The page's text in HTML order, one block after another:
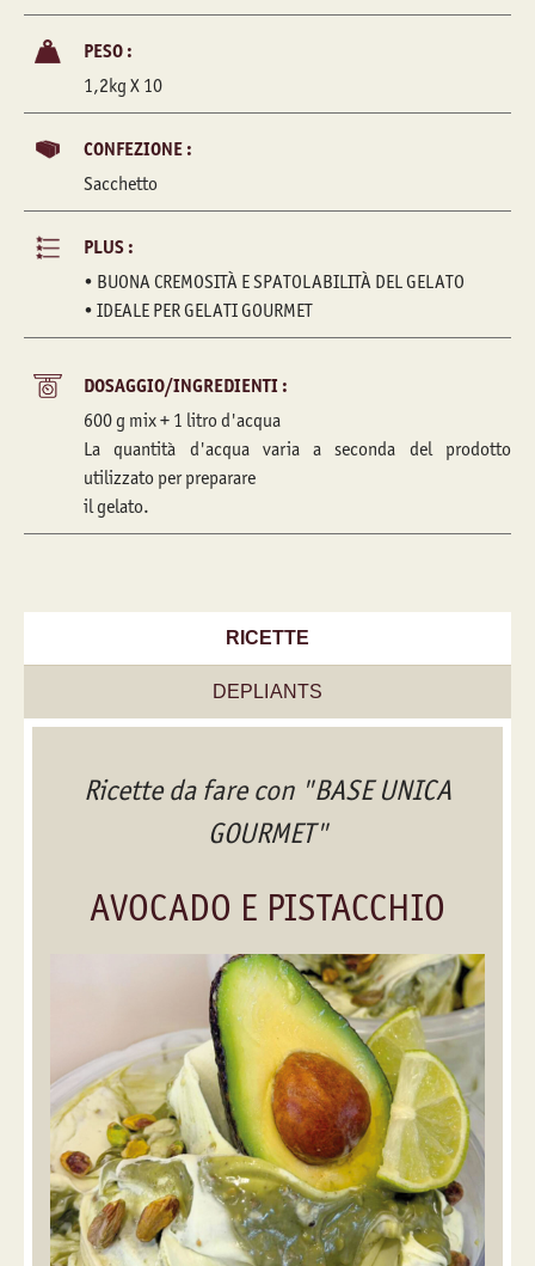
PESO :
1,2kg X 10
CONFEZIONE :
Sacchetto
PLUS :
• BUONA CREMOSITÀ E SPATOLABILITÀ DEL GELATO
• IDEALE PER GELATI GOURMET
DOSAGGIO/INGREDIENTI :
600 g mix + 1 litro d'acqua
La quantità d'acqua varia a seconda del prodotto
utilizzato per preparare
il gelato.
RICETTE
DEPLIANTS
Ricette da fare con "BASE UNICA
GOURMET"
AVOCADO E PISTACCHIO